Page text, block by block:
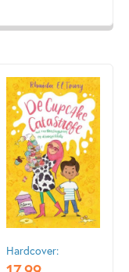
Hardcover: